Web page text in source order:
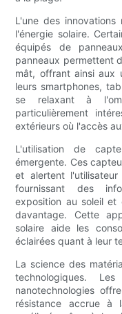
L'une des
l'énergie solaire.
équipés de
panneaux permettent
mât, offrant ainsi aux
leurs smartphones,
se relaxant à
particulièrement
extérieurs où l'accès
L'utilisation de
émergente. Ces
et alertent
fournissant des
exposition au soleil
davantage. Cette
solaire aide les
éclairées quant à leur
La science des
technologiques.
nanotechnologies
résistance accrue à